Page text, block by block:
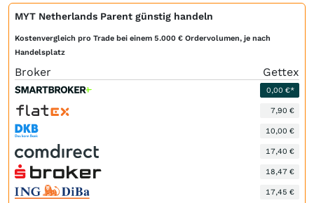
MYT Netherlands Parent günstig handeln
Kostenvergleich pro Trade bei einem 5.000 € Ordervolumen, je nach
Handelsplatz
Broker Gettex
0,00 €*
7,90 €
10,00 €
17,40 €
18,47 €
17,45 €